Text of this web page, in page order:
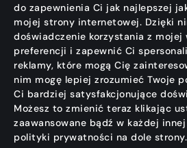
do zapewnienia Ci jak najlepszej
mojej strony internetowej. Dzięki
doświadczenie korzystania z
preferencji i zapewnić Ci
reklamy, które mogą Cię
nim mogę lepiej zrozumieć Twoje
Ci bardziej satysfakcjonujące
Możesz to zmienić teraz klikając
zaawansowane bądź w każdej
polityki prywatności na dole strony.
Odkryj inspirujące rozwiązania na
które pomogą Ci przezwyciężyć
wyzwania. Znajdziesz tu
najnowsze trendy oraz fascynujące
świata technologii.
Dołącz do mojej społeczności, aby